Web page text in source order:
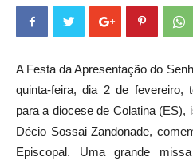
A Festa da Apresentação do
quinta-feira, dia 2 de fevereiro,
para a diocese de Colatina (ES),
Décio Sossai Zandonade,
Episcopal. Uma grande